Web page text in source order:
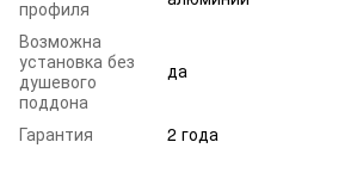
профиля
Возможна
установка без
душевого
поддона
да
Гарантия 2 года